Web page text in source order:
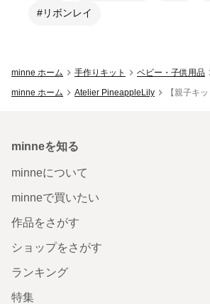
#リボンレイ
minne ホーム 手作りキット ベビー・子供用品
minne ホーム
Atelier PineappleLily 【親子キ
minneを知る
minneについて
minneで買いたい
作品をさがす
ショップをさがす
ランキング
特集